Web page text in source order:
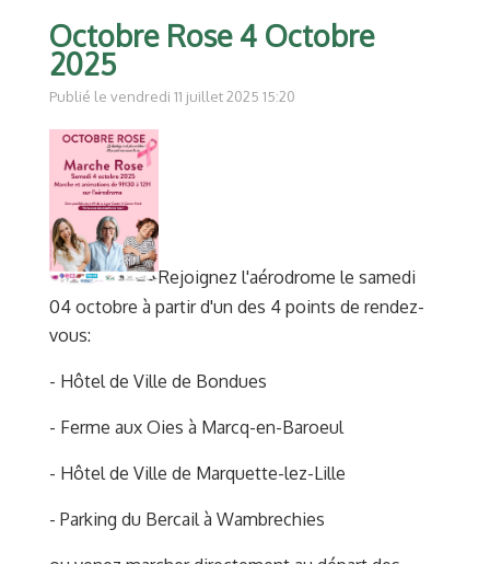
Octobre Rose 4 Octobre
2025
Publié le vendredi 11 juillet 2025 15:20
Rejoignez l'aérodrome le samedi
04 octobre à partir d'un des 4 points de rendez-
vous:
- Hôtel de Ville de Bondues
- Ferme aux Oies à Marcq-en-Baroeul
- Hôtel de Ville de Marquette-lez-Lille
- Parking du Bercail à Wambrechies